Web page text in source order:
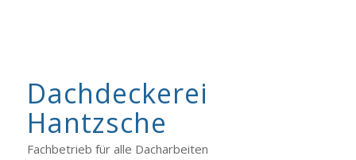
Dachdeckerei
Hantzsche
Fachbetrieb für alle Dacharbeiten